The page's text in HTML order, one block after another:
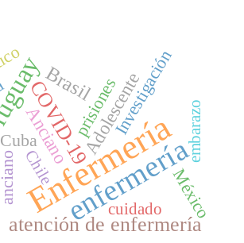
Enfermería
enfermería
atención de enfermería
COVID-19
BrasilAdolescente
Anciano Investigación
prisiones
México
Cuba
anciano Chile
cuidado
embarazo